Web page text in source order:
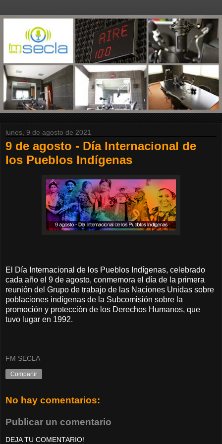
lunes, 9 de agosto de 2021
9 de agosto - Día Internacional de
los Pueblos Indígenas
El Día Internacional de los Pueblos Indígenas, celebrado
cada año el 9 de agosto, conmemora el día de la primera
reunión del Grupo de trabajo de las Naciones Unidas sobre
poblaciones indígenas de la Subcomisión sobre la
promoción y protección de los Derechos Humanos, que
tuvo lugar en 1992.
FM SECLA
Compartir
No hay comentarios:
Publicar un comentario
DEJA TU COMENTARIO!